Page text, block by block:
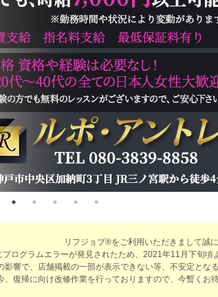
リフジョブ®をご利用いただきまして誠
プログラムエラーが発見されたため、2021年11月下旬頃
影響で、店舗掲載の一部が表示できない等、不安定とな
、復帰に向け改修作業を行っておりますので、今暫くお